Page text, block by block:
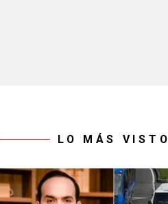
LO MÁS VISTO